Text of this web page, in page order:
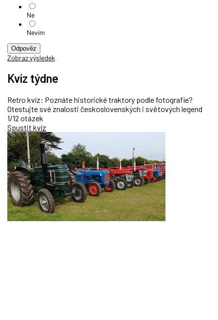
Ne
Nevím
Odpověz
Zobraz výsledek
Kvíz týdne
Retro kvíz: Poznáte historické traktory podle fotografie?
Otestujte své znalosti československých i světových legend
1/12 otázek
Spustit kvíz